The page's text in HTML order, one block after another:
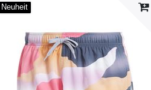
Neuheit